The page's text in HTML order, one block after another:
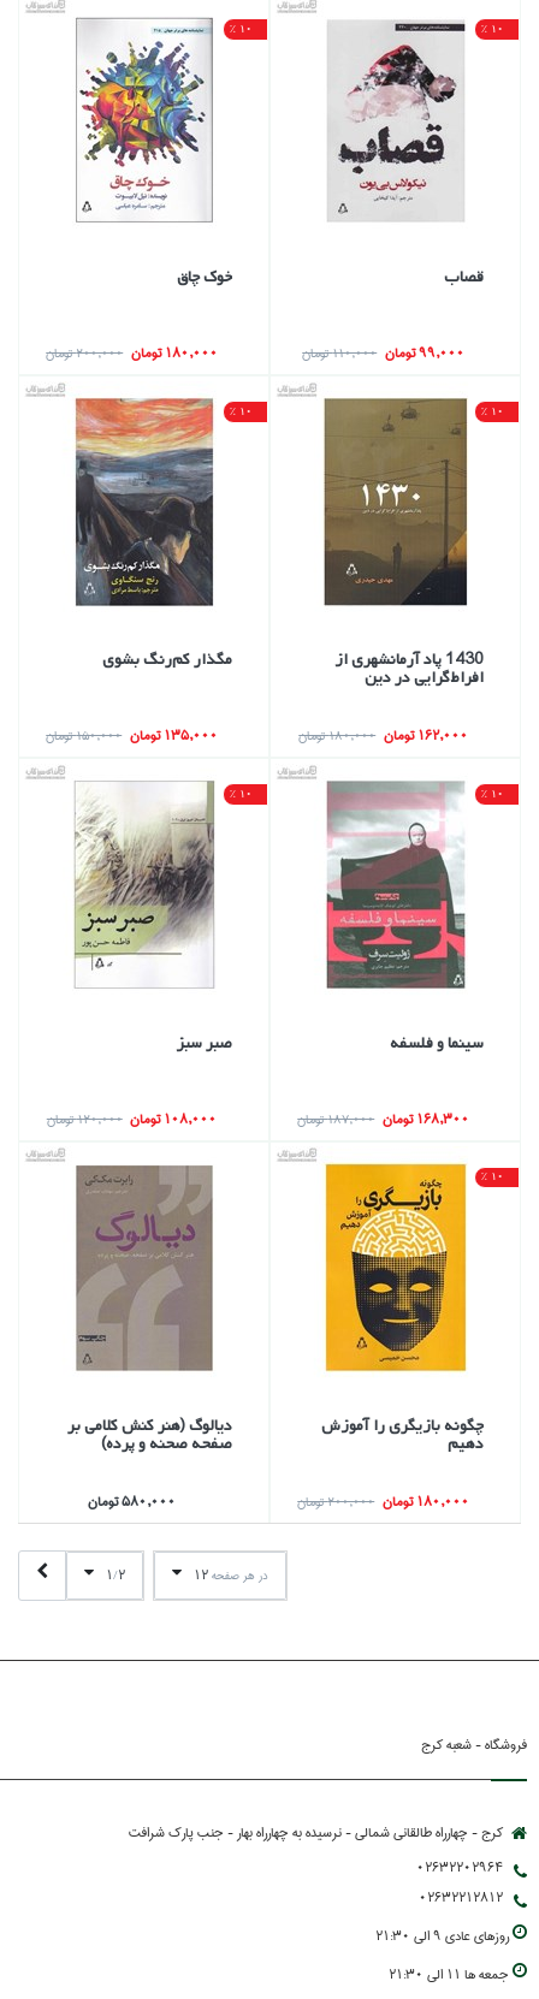
10 %
قصاب
99,000 تومان 110,000 تومان
10 %
خوك چاق
180,000 تومان 200,000 تومان
10 %
1430 پاد آرمانشهري از
افراط‌گرايي در دين
162,000 تومان 180,000 تومان
10 %
مگذار كم‌رنگ بشوي
135,000 تومان 150,000 تومان
10 %
سينما و فلسفه
168,300 تومان 187,000 تومان
10 %
صبر سبز
108,000 تومان 120,000 تومان
10 %
چگونه بازيگري را آموزش
دهيم
180,000 تومان 200,000 تومان
ديالوگ (هنر كنش كلامي بر
صفحه صحنه و پرده)
580,000 تومان
در هر صفحه12
1/2
فروشگاه - شعبه کرج
کرج - چهارراه طالقانی شمالی - نرسیده به چهارراه بهار - جنب پارك شرافت
02632202964
02632212812
روزهاي عادي 9 الي 21:30
جمعه ها 11 الي 21:30